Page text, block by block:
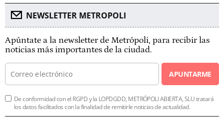
NEWSLETTER METROPOLI
Apúntate a la newsletter de Metrópoli, para recibir las
noticias más importantes de la ciudad.
APUNTARME
De conformidad con el RGPD y la LOPDGDD, METRÓPOLI ABIERTA, SLU tratará
los datos facilitados con la finalidad de remitirle noticias de actualidad.